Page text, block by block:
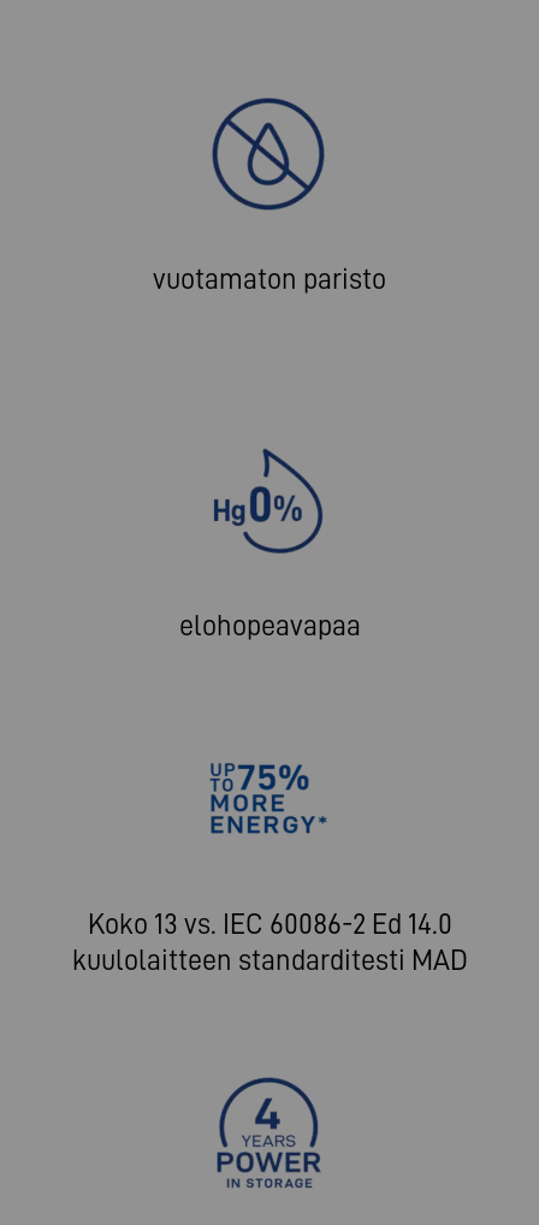
vuotamaton paristo
elohopeavapaa
Koko 13 vs. IEC 60086-2 Ed 14.0
kuulolaitteen standarditesti MAD